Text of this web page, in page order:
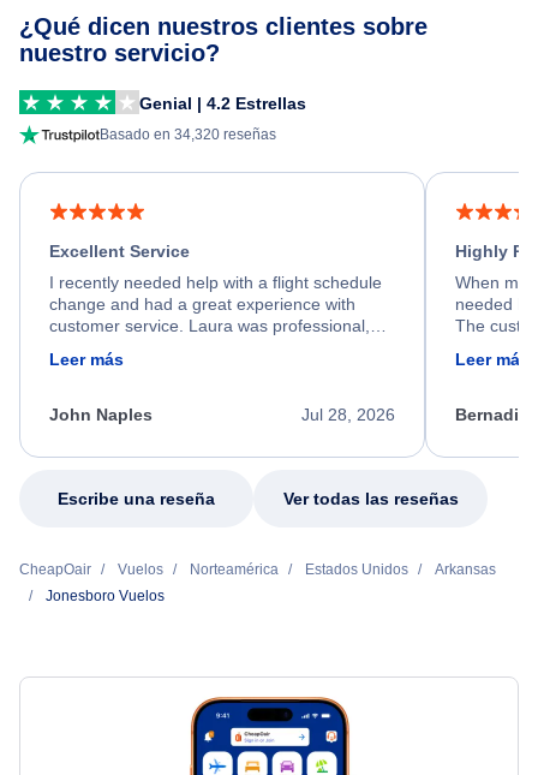
¿Qué dicen nuestros clientes sobre
nuestro servicio?
Genial | 4.2 Estrellas
Basado en 34,320 reseñas
Excellent Service
I recently needed help with a flight schedule
change and had a great experience with
customer service. Laura was professional,
friendly, and very helpful throughout the
process. She quickly found a solution and
appreciate her excellent service.
Leer más
Jul 28, 2026
John Naples
Highly
When my
needed
The
calm,
my issue.
Leer más
Escribe una reseña Ver todas las reseñas
CheapOair Vuelos Norteamérica Estados Unidos
Arkansas
Jonesboro Vuelos